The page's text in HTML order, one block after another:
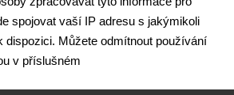
spojovat vaší IP adresu s jakýmikoli
dispozici. Můžete odmítnout používání
v příslušném